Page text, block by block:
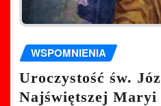
WSPOMNIENIA
Uroczystość św.
Najświętszej Maryi